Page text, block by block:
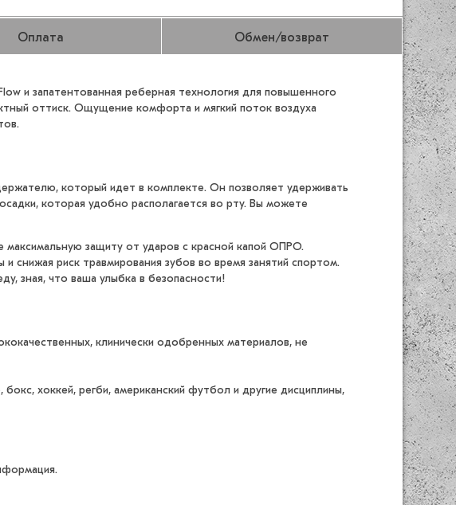
Оплата Обмен/возврат
и запатентованная реберная технология для повышенного
оттиск. Ощущение комфорта и мягкий поток воздуха
который идет в комплекте. Он позволяет удерживать
которая удобно располагается во рту. Вы можете
защиту от ударов с красной капой ОПРО.
снижая риск травмирования зубов во время занятий спортом.
зная, что ваша улыбка в безопасности!
клинически одобренных материалов, не
хоккей, регби, американский футбол и другие дисциплины,